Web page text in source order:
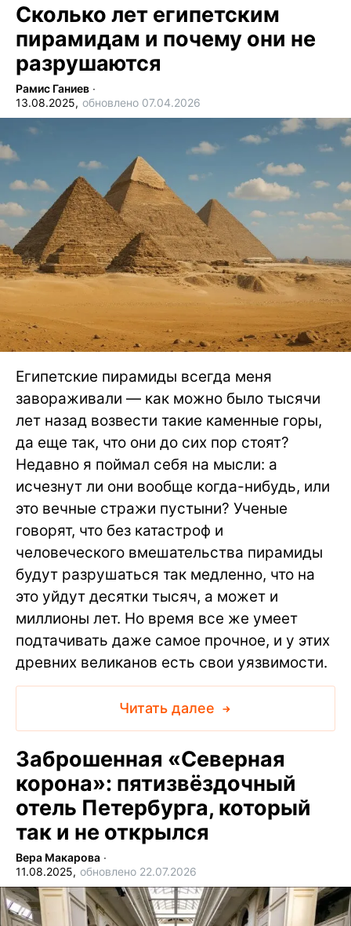
Сколько лет египетским
пирамидам и почему они не
разрушаются
Рамис Ганиев ∙
13.08.2025, обновлено 07.04.2026
Египетские пирамиды всегда меня
завораживали — как можно было тысячи
лет назад возвести такие каменные горы,
да еще так, что они до сих пор стоят?
Недавно я поймал себя на мысли: а
исчезнут ли они вообще когда-нибудь, или
это вечные стражи пустыни? Ученые
говорят, что без катастроф и
человеческого вмешательства пирамиды
будут разрушаться так медленно, что на
это уйдут десятки тысяч, а может и
миллионы лет. Но время все же умеет
подтачивать даже самое прочное, и у этих
древних великанов есть свои уязвимости.
Читать далее
Заброшенная «Северная
корона»: пятизвёздочный
отель Петербурга, который
так и не открылся
Вера Макарова ∙
11.08.2025, обновлено 22.07.2026